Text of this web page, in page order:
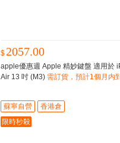
$ 2057.00
apple優惠週 Apple 精妙鍵盤 適用於
Air 13 吋 (M3) 需訂貨，預計1個月内
蘇寧自營
香港倉
限時秒殺